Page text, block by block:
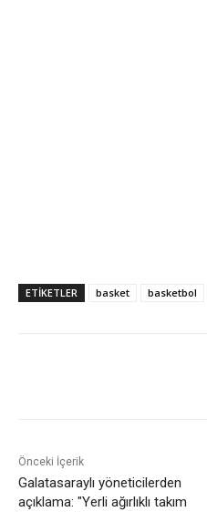
ETIKETLER basket basketbol
Önceki İçerik
Galatasaraylı yöneticilerden
açıklama: "Yerli ağırlıklı takım